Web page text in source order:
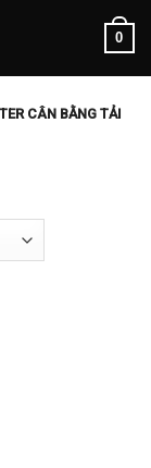
0
CÂN BẰNG TẢI